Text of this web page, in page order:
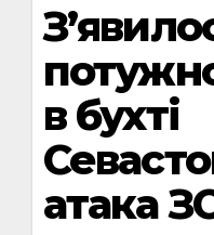
в бухті
атака